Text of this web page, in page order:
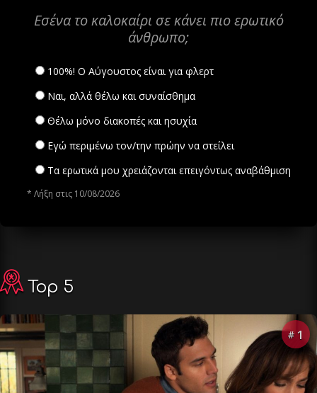
Εσένα το καλοκαίρι σε κάνει πιο ερωτικό
άνθρωπο;
100%! Ο Αύγουστος είναι για φλερτ
Ναι, αλλά θέλω και συναίσθημα
Θέλω μόνο διακοπές και ησυχία
Εγώ περιμένω τον/την πρώην να στείλει
Τα ερωτικά μου χρειάζονται επειγόντως αναβάθμιση
* Λήξη στις 10/08/2026
Top 5
# 1